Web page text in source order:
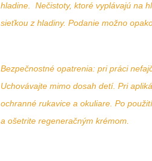
hladine. Nečistoty, ktoré vyplávajú na
sieťkou z hladiny. Podanie možno
Bezpečnostné opatrenia: pri práci
Uchovávajte mimo dosah detí. Pri
ochranné rukavice a okuliare. Po
a ošetrite regeneračným krémom.